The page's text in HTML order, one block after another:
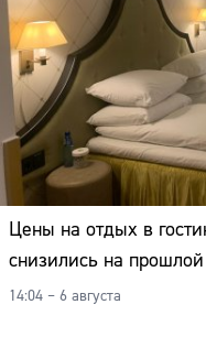
Цены на отдых в
снизились на
14:04 – 6 августа